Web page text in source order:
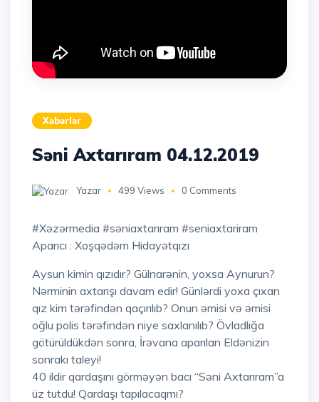
Xəbərlər
Səni Axtarıram 04.12.2019
Yazar 499 Views 0 Comments
#xəzərmedia #səniaxtarıram #seniaxtariram
Aparıcı : Xoşqədəm Hidayətqızı
Aysun kimin qızıdır? Gülnarənin, yoxsa Aynurun?
Nərminin axtarışı davam edir! Günlərdi yoxa çıxan
qız kim tərəfindən qaçırılıb? Onun əmisi və əmisi
oğlu polis tərəfindən niye saxlanılıb? Övladlığa
götürüldükdən sonra, İrəvana aparılan Eldənizin
sonrakı taleyi!
40 ildir qardaşını görməyən bacı “Səni Axtarıram”a
üz tutdu! Qardaşı tapılacaqmı?